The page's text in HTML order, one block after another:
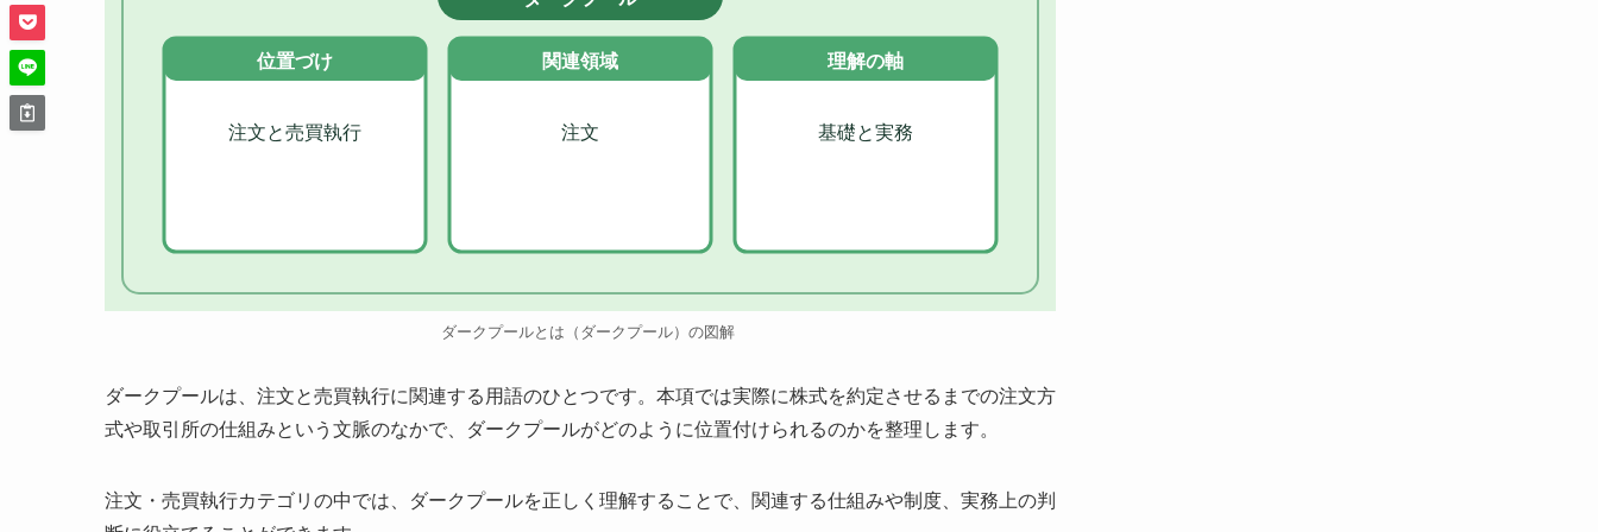
位置づけ
注文と売買執行
関連領域
注文
理解の軸
基礎と実務
ダークプールとは（ダークプール）の図解
ダークプールは、注文と売買執行に関連する用語のひとつです。本項では実際に株式を約定させるまでの注文方
式や取引所の仕組みという文脈のなかで、ダークプールがどのように位置付けられるのかを整理します。
注文・売買執行カテゴリの中では、ダークプールを正しく理解することで、関連する仕組みや制度、実務上の判